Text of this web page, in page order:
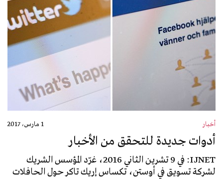
أخبار 1 مارس، 2017
أدوات جديدة للتحقق من الأخبار
IJNET: في 9 تشرين الثاني 2016، غرّد المؤسس الشريك
لشركة تسويق في أوستن، تكساس إريك تاكر حول الحافلات